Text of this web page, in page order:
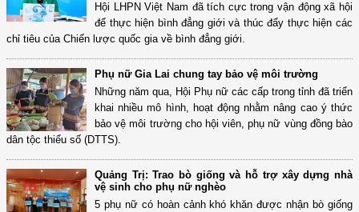
Hội LHPN Việt Nam đã tích cực trong vận động xã hội
để thực hiện bình đẳng giới và thúc đẩy thực hiện các
chỉ tiêu của Chiến lược quốc gia về bình đẳng giới.
Phụ nữ Gia Lai chung tay bảo vệ môi trường
Những năm qua, Hội Phụ nữ các cấp trong tỉnh đã triển
khai nhiều mô hình, hoạt động nhằm nâng cao ý thức
bảo vệ môi trường cho hội viên, phụ nữ vùng đồng bào
dân tộc thiểu số (DTTS).
Quảng Trị: Trao bò giống và hỗ trợ xây dựng nhà
vệ sinh cho phụ nữ nghèo
5 phụ nữ có hoàn cảnh khó khăn được nhận bò giống